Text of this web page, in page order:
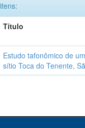
Título
Estudo tafonômico de
sítio Toca do Tenente,